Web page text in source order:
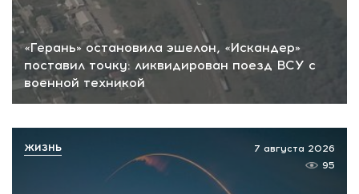
«Герань» остановила эшелон, «Искандер»
поставил точку: ликвидирован поезд ВСУ с
военной техникой
7 августа 2026
95
ЖИЗНЬ